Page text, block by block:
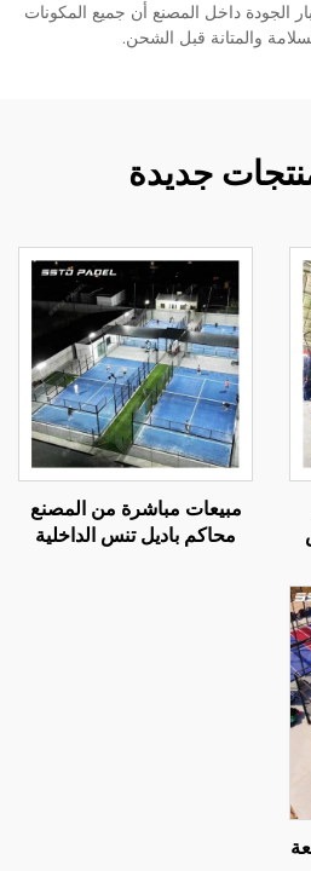
الجودة داخل المصنع أن جميع المكونات
والمتانة قبل الشحن.
جديدة
مبيعات مباشرة من المصنع
محاكم باديل تنس الداخلية